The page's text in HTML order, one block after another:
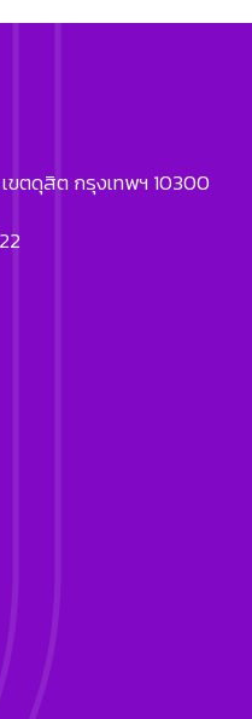
ขตดุสิต กรุงเทพฯ 10300